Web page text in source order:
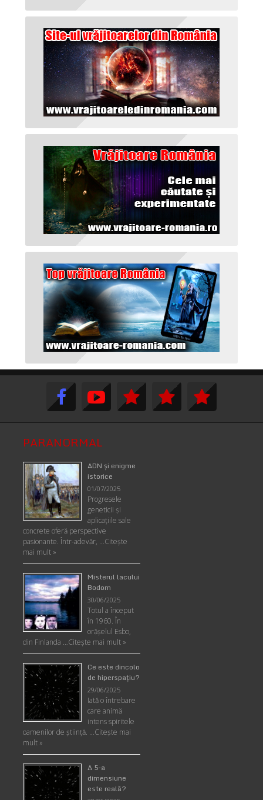
PARANORMAL
ADN şi enigme
istorice
01/07/2025
Progresele
geneticii şi
aplicaţiile sale
concrete oferă perspective
pasionante. Într-adevăr, …Citește
mai mult »
Misterul lacului
Bodom
30/06/2025
Totul a început
în 1960. În
orășelul Esbo,
din Finlanda …Citește mai mult »
Ce este dincolo
de hiperspaţiu?
29/06/2025
Iată o întrebare
care animă
intens spiritele
oamenilor de ştiinţă. …Citește mai
mult »
A 5-a
dimensiune
este reală?